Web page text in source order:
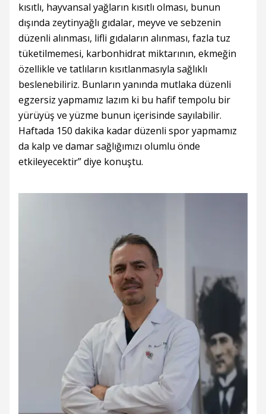
kısıtlı, hayvansal yağların kısıtlı olması, bunun
dışında zeytinyağlı gıdalar, meyve ve sebzenin
düzenli alınması, lifli gıdaların alınması, fazla tuz
tüketilmemesi, karbonhidrat miktarının, ekmeğin
özellikle ve tatlıların kısıtlanmasıyla sağlıklı
beslenebiliriz. Bunların yanında mutlaka düzenli
egzersiz yapmamız lazım ki bu hafif tempolu bir
yürüyüş ve yüzme bunun içerisinde sayılabilir.
Haftada 150 dakika kadar düzenli spor yapmamız
da kalp ve damar sağlığımızı olumlu önde
etkileyecektir” diye konuştu.